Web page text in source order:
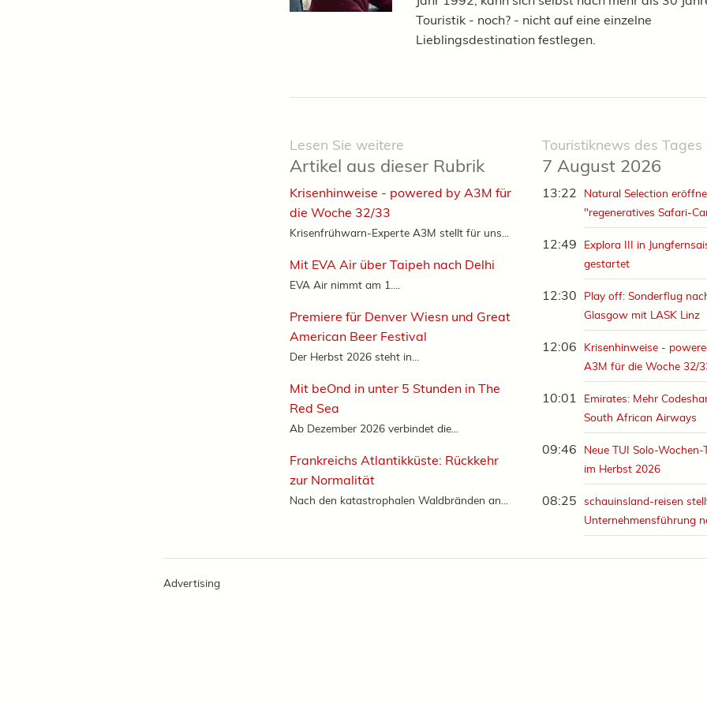
Touristik - noch? - nicht auf eine einzelne
Lieblingsdestination festlegen.
Touristiknews des Tages
7 August 2026
13:22
Natural Selection
"regeneratives Safari-
12:49
Explora III in
gestartet
12:30
Play off: Sonderflug
Glasgow mit LASK Linz
12:06
Krisenhinweise -
A3M für die Woche 32/
10:01
Emirates: Mehr
South African Airways
09:46
Neue TUI Solo-Wochen-
im Herbst 2026
08:25
schauinsland-reisen
Unternehmensführung
Lesen Sie weitere
Artikel aus dieser Rubrik
Krisenhinweise - powered by A3M für
die Woche 32/33
Krisenfrühwarn-Experte A3M stellt für uns...
Mit EVA Air über Taipeh nach Delhi
EVA Air nimmt am 1....
Premiere für Denver Wiesn und Great
American Beer Festival
Der Herbst 2026 steht in...
Mit beOnd in unter 5 Stunden in The
Red Sea
Ab Dezember 2026 verbindet die...
Frankreichs Atlantikküste: Rückkehr
zur Normalität
Nach den katastrophalen Waldbränden an...
Advertising